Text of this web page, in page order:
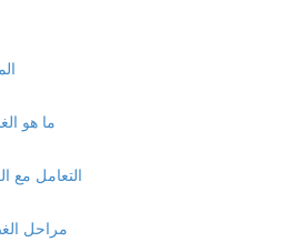
ما هو
التعامل مع
مراحل